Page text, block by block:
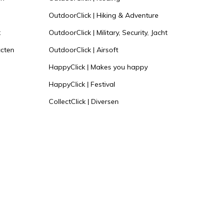
OutdoorClick | Hiking & Adventure
OutdoorClick | Military, Security, Jacht
OutdoorClick | Airsoft
HappyClick | Makes you happy
HappyClick | Festival
CollectClick | Diversen